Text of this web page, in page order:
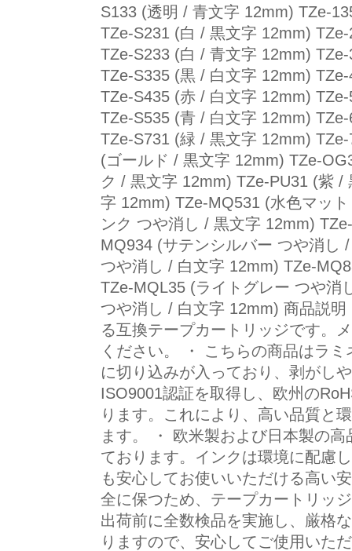
S133 (透明 / 青文字 12mm) TZe-
TZe-S231 (白 / 黒文字 12mm)
TZe-S233 (白 / 青文字 12mm)
TZe-S335 (黒 / 白文字 12mm)
TZe-S435 (赤 / 白文字 12mm)
TZe-S535 (青 / 白文字 12mm)
TZe-S731 (緑 / 黒文字 12mm)
(ゴールド / 黒文字 12mm) TZe-
ク / 黒文字 12mm) TZe-PU31 (紫
字 12mm) TZe-MQ531 (水色マッ
ンク つや消し / 黒文字 12mm)
MQ934 (サテンシルバー つや消し
つや消し / 白文字 12mm) TZe-
TZe-MQL35 (ライトグレー つや消
つや消し / 白文字 12mm) 商品説
る互換テープカートリッジです。
ください。 ・ こちらの商品はラ
に切り込みが入っており、剥がし
ISO9001認証を取得し、欧州の
ります。これにより、高い品質と
ます。 ・ 欧米製および日本製の
ております。インクは環境に配慮
も安心してお使いいただける高い
全に保つため、テープカートリッ
出荷前に全数検品を実施し、厳格
りますので、安心してご使用いた